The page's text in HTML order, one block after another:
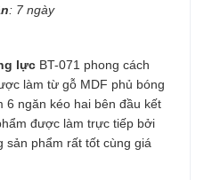
: 7 ngày
lực BT-071 phong cách
làm từ gỗ MDF phủ bóng
6 ngăn kéo hai bên đầu kết
được làm trực tiếp bởi
sản phẩm rất tốt cùng giá